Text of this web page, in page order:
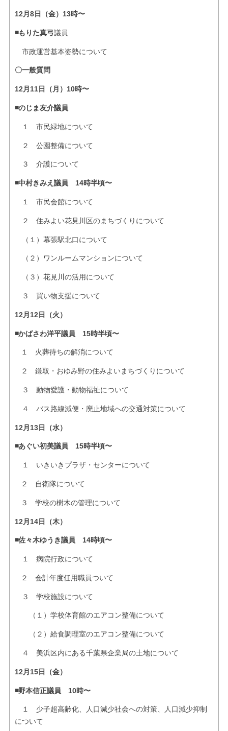
12月8日（金）13時〜
◾️もりた真弓議員
市政運営基本姿勢について
〇一般質問
12月11日（月）10時〜
◾️のじま友介議員
１ 市民緑地について
２ 公園整備について
３ 介護について
◾️中村きみえ議員 14時半頃〜
１ 市民会館について
２ 住みよい花見川区のまちづくりについて
（１）幕張駅北口について
（２）ワンルームマンションについて
（３）花見川の活用について
３ 買い物支援について
12月12日（火）
◾️かばさわ洋平議員 15時半頃〜
１ 火葬待ちの解消について
２ 鎌取・おゆみ野の住みよいまちづくりについて
３ 動物愛護・動物福祉について
４ バス路線減便・廃止地域への交通対策について
12月13日（水）
◾️あぐい初美議員 15時半頃〜
１ いきいきプラザ・センターについて
２ 自衛隊について
３ 学校の樹木の管理について
12月14日（木）
◾️佐々木ゆうき議員 14時頃〜
１ 病院行政について
２ 会計年度任用職員ついて
３ 学校施設について
（１）学校体育館のエアコン整備について
（２）給食調理室のエアコン整備について
４ 美浜区内にある千葉県企業局の土地について
12月15日（金）
◾️野本信正議員 10時〜
１ 少子超高齢化、人口減少社会への対策、人口減少抑制
について